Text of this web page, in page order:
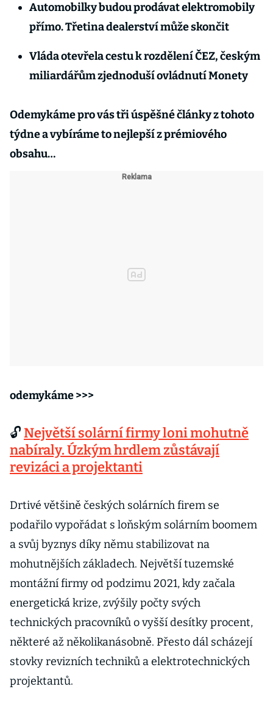
Automobilky budou prodávat elektromobily
přímo. Třetina dealerství může skončit
Vláda otevřela cestu k rozdělení ČEZ, českým
miliardářům zjednoduší ovládnutí Monety
Odemykáme pro vás tři úspěšné články z tohoto
týdne a vybíráme to nejlepší z prémiového
obsahu…
odemykáme >>>
🔓Největší solární firmy loni mohutně
nabíraly. Úzkým hrdlem zůstávají
revizáci a projektanti
Drtivé většině českých solárních firem se
podařilo vypořádat s loňským solárním boomem
a svůj byznys díky němu stabilizovat na
mohutnějších základech. Největší tuzemské
montážní firmy od podzimu 2021, kdy začala
energetická krize, zvýšily počty svých
technických pracovníků o vyšší desítky procent,
některé až několikanásobně. Přesto dál scházejí
stovky revizních techniků a elektrotechnických
projektantů.